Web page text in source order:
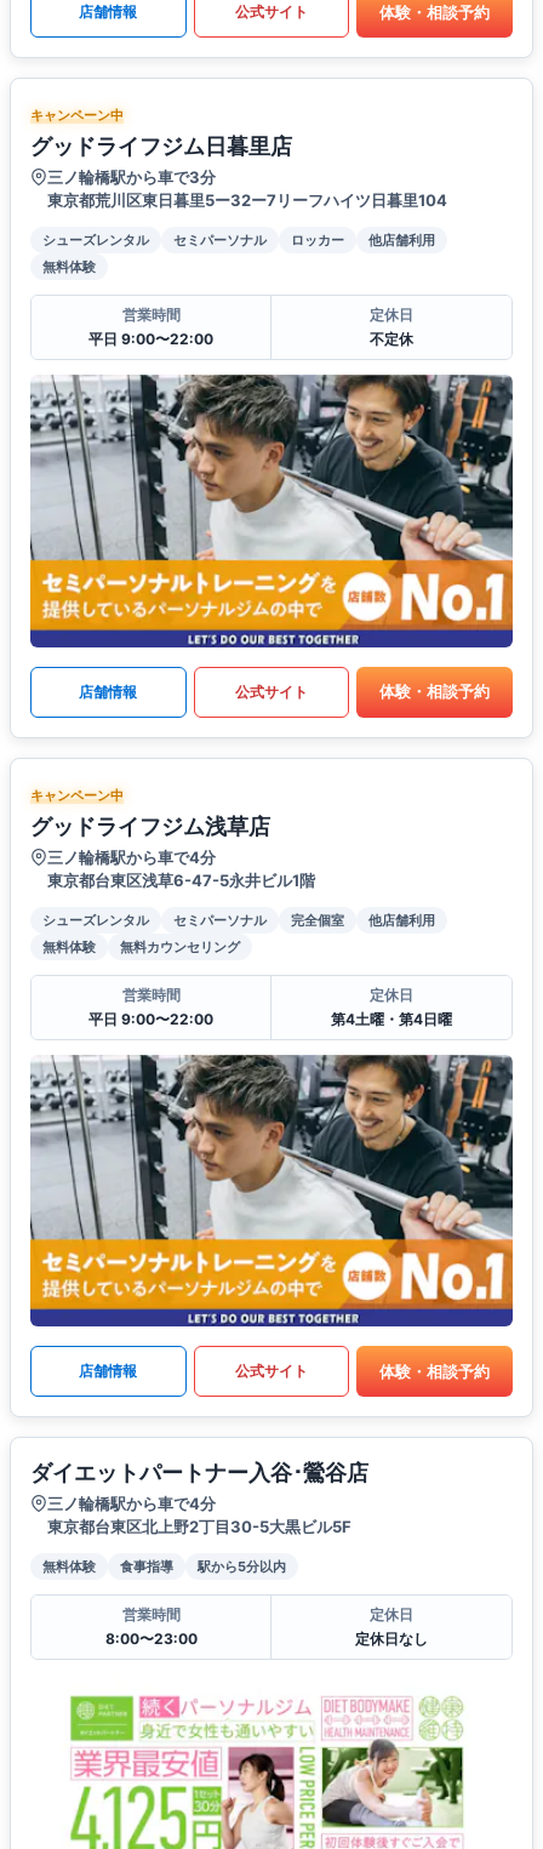
店舗情報 公式サイト 体験・相談予約
キャンペーン中
グッドライフジム日暮里店
三ノ輪橋駅から車で3分
東京都荒川区東日暮里5ー32ー7リーフハイツ日暮里104
シューズレンタル セミパーソナル ロッカー
他店舗利用
無料体験
営業時間
平日 9:00〜22:00
定休日
不定休
店舗情報 公式サイト 体験・相談予約
キャンペーン中
グッドライフジム浅草店
三ノ輪橋駅から車で4分
東京都台東区浅草6-47-5​永井ビル1階
シューズレンタル セミパーソナル 完全個室
他店舗利用
無料体験
無料カウンセリング
営業時間
平日 9:00〜22:00
定休日
第4土曜・第4日曜
店舗情報 公式サイト 体験・相談予約
ダイエットパートナー入谷･鶯谷店
三ノ輪橋駅から車で4分
東京都台東区北上野2丁目30-5大黒ビル5F
無料体験 食事指導 駅から5分以内
営業時間
8:00〜23:00
定休日
定休日なし